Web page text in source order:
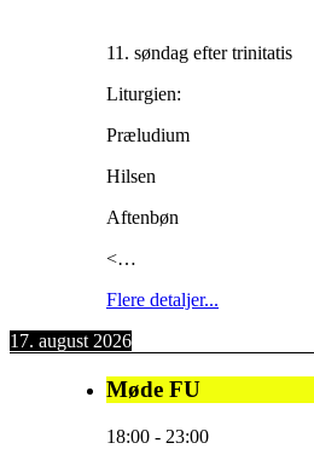
11. søndag efter trinitatis
Liturgien:
Præludium
Hilsen
Aftenbøn
<…
Flere detaljer...
17. august 2026
Møde FU
18:00 - 23:00